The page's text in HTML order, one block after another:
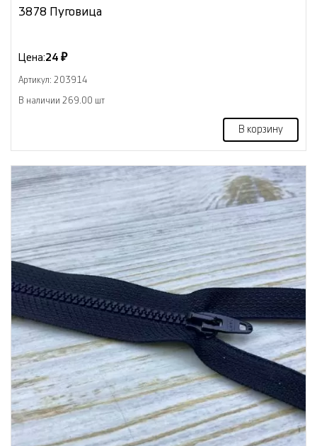
3878 Пуговица
Цена:24 ₽
Артикул: 203914
В наличии 269.00 шт
В корзину